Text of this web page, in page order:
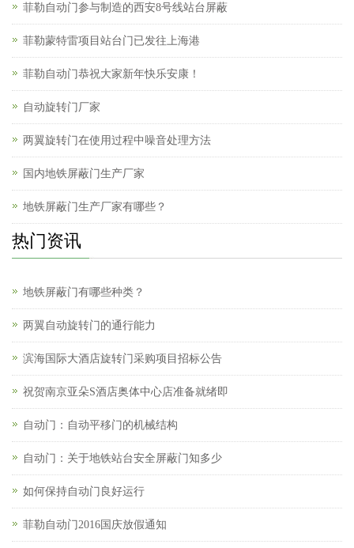
菲勒自动门参与制造的西安8号线站台屏蔽
菲勒蒙特雷项目站台门已发往上海港
菲勒自动门恭祝大家新年快乐安康！
自动旋转门厂家
两翼旋转门在使用过程中噪音处理方法
国内地铁屏蔽门生产厂家
地铁屏蔽门生产厂家有哪些？
热门资讯
地铁屏蔽门有哪些种类？
两翼自动旋转门的通行能力
滨海国际大酒店旋转门采购项目招标公告
祝贺南京亚朵S酒店奥体中心店准备就绪即
自动门：自动平移门的机械结构
自动门：关于地铁站台安全屏蔽门知多少
如何保持自动门良好运行
菲勒自动门2016国庆放假通知